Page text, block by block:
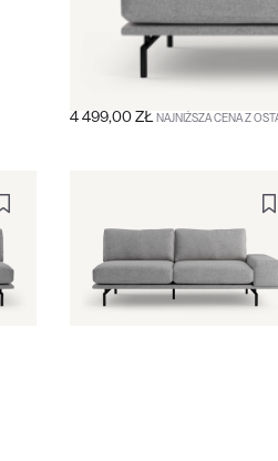
4 499,00 ZŁ NAJNIŻSZA CENA Z